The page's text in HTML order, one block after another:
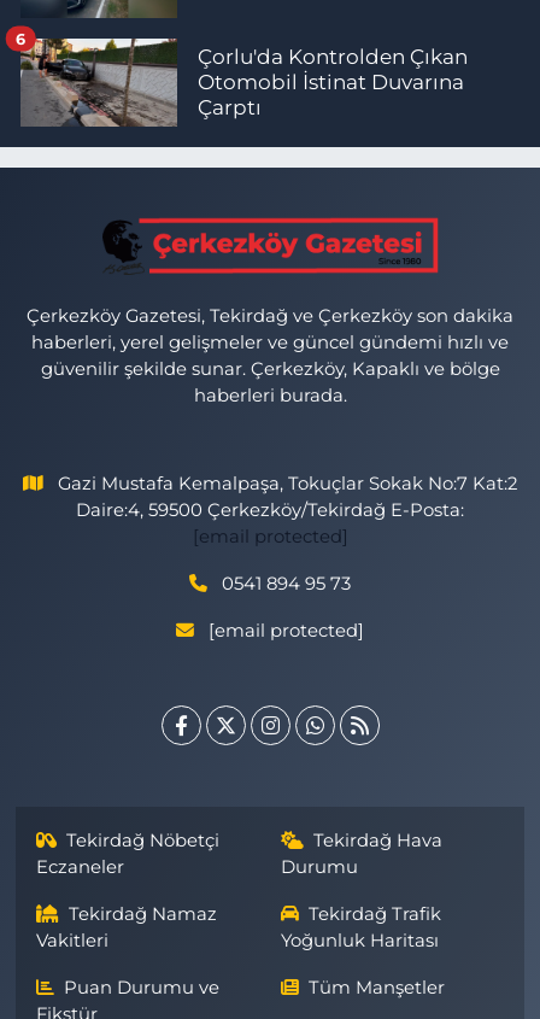
Çorlu'da Kontrolden Çıkan
Otomobil İstinat Duvarına
Çarptı
6
Çerkezköy Gazetesi, Tekirdağ ve Çerkezköy son dakika
haberleri, yerel gelişmeler ve güncel gündemi hızlı ve
güvenilir şekilde sunar. Çerkezköy, Kapaklı ve bölge
haberleri burada.
Gazi Mustafa Kemalpaşa, Tokuçlar Sokak No:7 Kat:2
Daire:4, 59500 Çerkezköy/Tekirdağ E-Posta:
[email protected]
0541 894 95 73
[email protected]
Tekirdağ Nöbetçi
Eczaneler
Tekirdağ Hava
Durumu
Tekirdağ Namaz
Vakitleri
Tekirdağ Trafik
Yoğunluk Haritası
Puan Durumu ve
Fikstür
Tüm Manşetler